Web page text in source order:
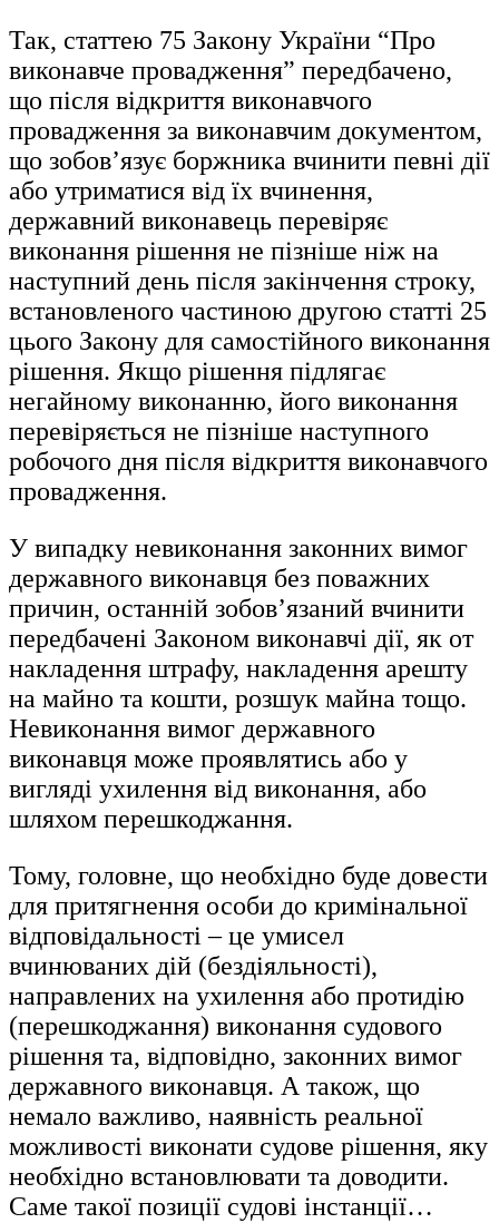
Так, статтею 75 Закону України “Про
виконавче провадження” передбачено,
що після відкриття виконавчого
провадження за виконавчим документом,
що зобов’язує боржника вчинити певні дії
або утриматися від їх вчинення,
державний виконавець перевіряє
виконання рішення не пізніше ніж на
наступний день після закінчення строку,
встановленого частиною другою статті 25
цього Закону для самостійного виконання
рішення. Якщо рішення підлягає
негайному виконанню, його виконання
перевіряється не пізніше наступного
робочого дня після відкриття виконавчого
провадження.
У випадку невиконання законних вимог
державного виконавця без поважних
причин, останній зобов’язаний вчинити
передбачені Законом виконавчі дії, як от
накладення штрафу, накладення арешту
на майно та кошти, розшук майна тощо.
Невиконання вимог державного
виконавця може проявлятись або у
вигляді ухилення від виконання, або
шляхом перешкоджання.
Тому, головне, що необхідно буде довести
для притягнення особи до кримінальної
відповідальності – це умисел
вчинюваних дій (бездіяльності),
направлених на ухилення або протидію
(перешкоджання) виконання судового
рішення та, відповідно, законних вимог
державного виконавця. А також, що
немало важливо, наявність реальної
можливості виконати судове рішення, яку
необхідно встановлювати та доводити.
Саме такої позиції судові інстанції…